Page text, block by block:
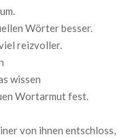
Wörter besser.
reizvoller.
wissen
Wortarmut fest.
von ihnen entschloss,